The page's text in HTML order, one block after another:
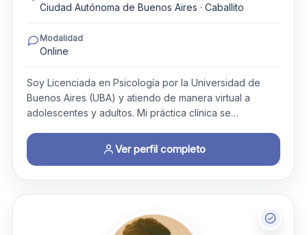
Ciudad Autónoma de Buenos Aires · Caballito
Modalidad
Online
Soy Licenciada en Psicología por la Universidad de
Buenos Aires (UBA) y atiendo de manera virtual a
adolescentes y adultos. Mi práctica clínica se…
Ver perfil completo